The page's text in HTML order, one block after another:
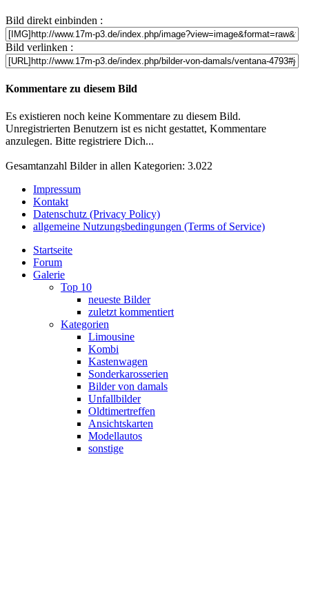
Bild direkt einbinden :
Bild verlinken :
Kommentare zu diesem Bild
Es existieren noch keine Kommentare zu diesem Bild.
Unregistrierten Benutzern ist es nicht gestattet, Kommentare
anzulegen. Bitte registriere Dich...
Gesamtanzahl Bilder in allen Kategorien: 3.022
Impressum
Kontakt
Datenschutz (Privacy Policy)
allgemeine Nutzungsbedingungen (Terms of Service)
Startseite
Forum
Galerie
Top 10
neueste Bilder
zuletzt kommentiert
Kategorien
Limousine
Kombi
Kastenwagen
Sonderkarosserien
Bilder von damals
Unfallbilder
Oldtimertreffen
Ansichtskarten
Modellautos
sonstige